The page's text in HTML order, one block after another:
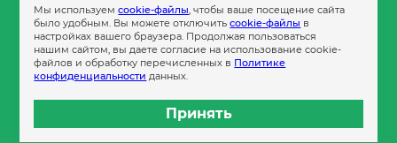
Пленка
Пакеты и сумки
Контейнеры
Бумага офисная
Мы используемcookie-файлы, чтобы ваше посещение сайта
было удобным. Вы можете отключитьcookie-файлы в
настройках вашего браузера. Продолжая пользоваться
нашим сайтом, вы даете согласие на использование cookie-
файлов и обработку перечисленных в Политике
конфиденциальности данных.
Принять